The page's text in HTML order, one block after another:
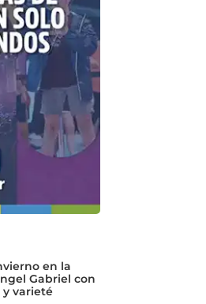
en la
Gabriel con
y varieté